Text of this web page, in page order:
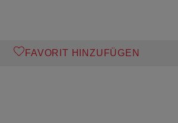
FAVORIT HINZUFÜGEN